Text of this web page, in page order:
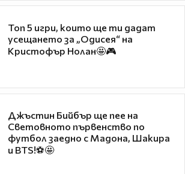
Топ 5 игри, които ще ти дадат
усещането за „Одисея“ на
Кристофър Нолан🤩🎮
Джъстин Бийбър ще пее на
Световното първенство по
футбол заедно с Мадона, Шакира
и BTS!⚽🤩